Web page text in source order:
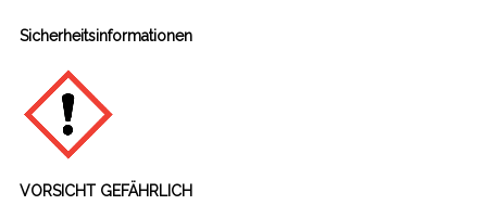
Sicherheitsinformationen
VORSICHT GEFÄHRLICH